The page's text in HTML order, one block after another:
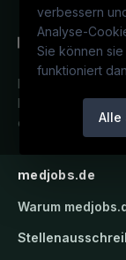
verbessern
Analyse-
Sie können
funktioniert
Alle
Deutschlands
Karriereportal.Ein
candidatis GmbH.
medjobs.de
Warum